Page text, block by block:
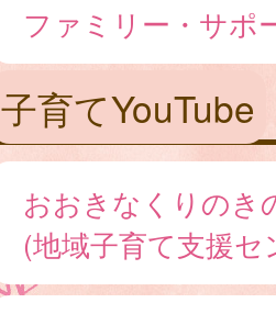
ファミリー・サポ
子育てYouTube
おおきなくりのき
(地域子育て支援セ